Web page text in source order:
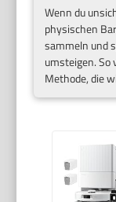
Wenn du
physischen
sammeln und
umsteigen. So
Methode, die